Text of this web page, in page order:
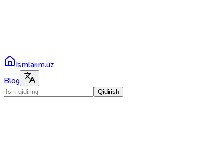
Ismlarim.uz
Blog
Qidirish